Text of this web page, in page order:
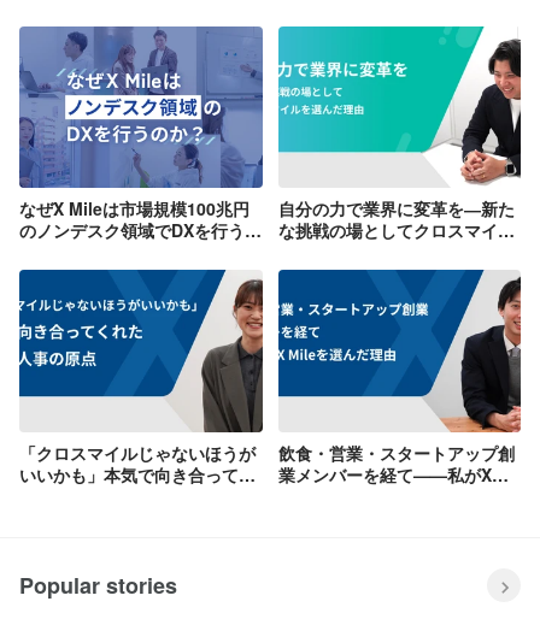
なぜX Mileは市場規模100兆円
のノンデスク領域でDXを行うの
自分の力で業界に変革を―新た
な挑戦の場としてクロスマイル
「クロスマイルじゃないほうが
いいかも」本気で向き合ってく
飲食・営業・スタートアップ創
業メンバーを経て——私がX
Popular stories